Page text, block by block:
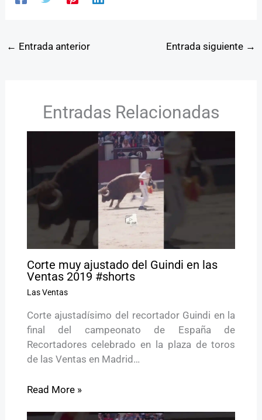
← Entrada anterior Entrada siguiente →
Entradas Relacionadas
Corte muy ajustado del Guindi en las
Ventas 2019 #shorts
Las Ventas
Corte ajustadísimo del recortador Guindi en la
final del campeonato de España de
Recortadores celebrado en la plaza de toros
de las Ventas en Madrid…
Read More »